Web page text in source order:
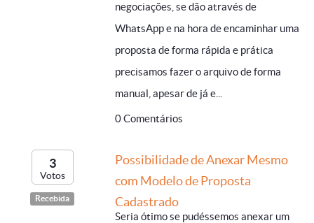
negociações, se dão através de
WhatsApp e na hora de encaminhar uma
proposta de forma rápida e prática
precisamos fazer o arquivo de forma
manual, apesar de já e...
0 Comentários
3
Votos
Recebida
Possibilidade de Anexar Mesmo
com Modelo de Proposta
Cadastrado
Seria ótimo se pudéssemos anexar um